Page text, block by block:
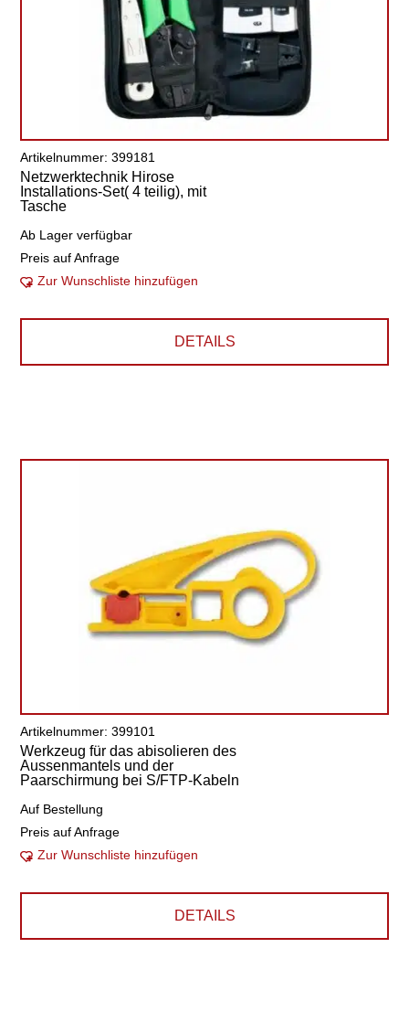
Artikelnummer: 399181
Netzwerktechnik Hirose
Installations-Set( 4 teilig), mit
Tasche
Ab Lager verfügbar
Preis auf Anfrage
Zur Wunschliste hinzufügen
DETAILS
Artikelnummer: 399101
Werkzeug für das abisolieren des
Aussenmantels und der
Paarschirmung bei S/FTP-Kabeln
Auf Bestellung
Preis auf Anfrage
Zur Wunschliste hinzufügen
DETAILS